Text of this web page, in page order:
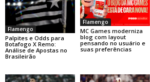
Flamengo
Palpites e Odds para
Botafogo X Remo:
Análise de Apostas no
Brasileirão
Flamengo
MC Games moderniza
blog com layout
pensando no usuário e
suas preferências